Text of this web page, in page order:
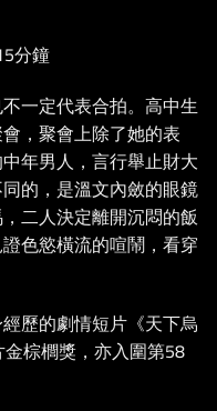
分鐘
一定代表合拍。高中生
，聚會上除了她的表
年男人，言行舉止財大
的，是溫文內斂的眼鏡
二人決定離開沉悶的飯
色慾橫流的喧鬧，看穿
歷的劇情短片《天下烏
棕櫚獎，亦入圍第58